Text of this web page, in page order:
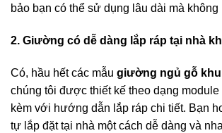
bảo bạn có thể sử dụng lâu dài mà không
2. Giường có dễ dàng lắp ráp tại nhà
Có, hầu hết các mẫu giường ngủ gỗ
chúng tôi được thiết kế theo dạng module
kèm với hướng dẫn lắp ráp chi tiết. Bạn
tự lắp đặt tại nhà một cách dễ dàng và